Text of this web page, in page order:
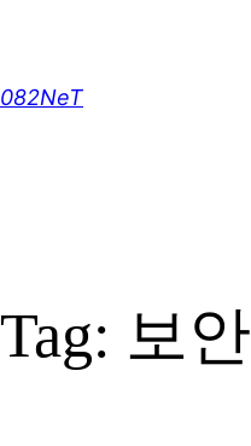
content
082NeT
Tag: 보안